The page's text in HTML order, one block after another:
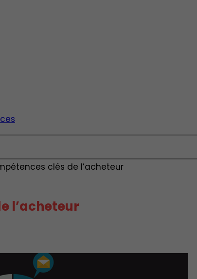
clés de l’acheteur
l’acheteur